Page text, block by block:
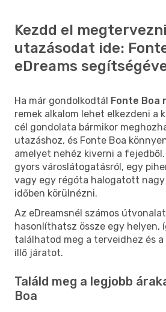
Kezdd el
utazásodat ide:
eDreams
Ha már gondolkodtál Fonte Boa
remek alkalom lehet elkezdeni a
cél gondolata bármikor
utazáshoz, és Fonte Boa
amelyet nehéz kiverni a
gyors városlátogatásról, egy
vagy egy régóta halogatott
időben körülnézni.
Az eDreamsnél számos
hasonlíthatsz össze egy helyen,
találhatod meg a terveidhez és
illő járatot.
Találd meg a legjobb
Boa